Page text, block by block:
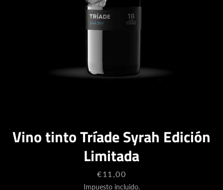
Vino tinto Tríade Syrah Edición
Limitada
Precio
€11,00
Impuesto incluido.